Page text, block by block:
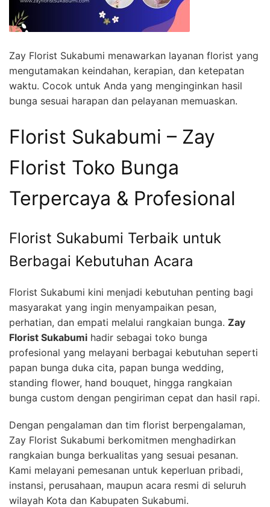
Zay Florist Sukabumi menawarkan layanan florist yang
mengutamakan keindahan, kerapian, dan ketepatan
waktu. Cocok untuk Anda yang menginginkan hasil
bunga sesuai harapan dan pelayanan memuaskan.
Florist Sukabumi – Zay
Florist Toko Bunga
Terpercaya & Profesional
Florist Sukabumi Terbaik untuk
Berbagai Kebutuhan Acara
Florist Sukabumi kini menjadi kebutuhan penting bagi
masyarakat yang ingin menyampaikan pesan,
perhatian, dan empati melalui rangkaian bunga. Zay
Florist Sukabumi hadir sebagai toko bunga
profesional yang melayani berbagai kebutuhan seperti
papan bunga duka cita, papan bunga wedding,
standing flower, hand bouquet, hingga rangkaian
bunga custom dengan pengiriman cepat dan hasil rapi.
Dengan pengalaman dan tim florist berpengalaman,
Zay Florist Sukabumi berkomitmen menghadirkan
rangkaian bunga berkualitas yang sesuai pesanan.
Kami melayani pemesanan untuk keperluan pribadi,
instansi, perusahaan, maupun acara resmi di seluruh
wilayah Kota dan Kabupaten Sukabumi.